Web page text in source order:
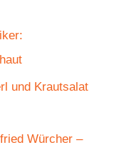
und Krautsalat
Würcher –